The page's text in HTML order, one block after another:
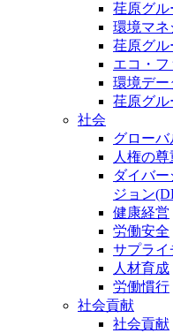
荏原グル
環境マネ
荏原グル
エコ・
環境デー
荏原グル
社会
グローバ
人権の尊
ダイバ
ジョン
健康経営
労働安全
サプライ
人材育成
労働慣行
社会貢献
社会貢献